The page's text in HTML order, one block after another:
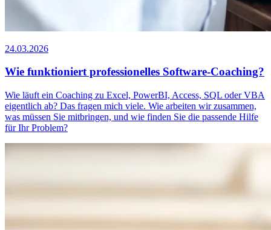
24.03.2026
Wie funktioniert professionelles Software-Coaching?
Wie läuft ein Coaching zu Excel, PowerBI, Access, SQL oder VBA
eigentlich ab? Das fragen mich viele. Wie arbeiten wir zusammen,
was müssen Sie mitbringen, und wie finden Sie die passende Hilfe
für Ihr Problem?